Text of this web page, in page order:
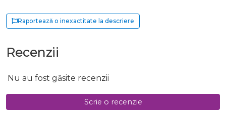
Raportează o inexactitate la descriere
Recenzii
Nu au fost găsite recenzii
Scrie o recenzie